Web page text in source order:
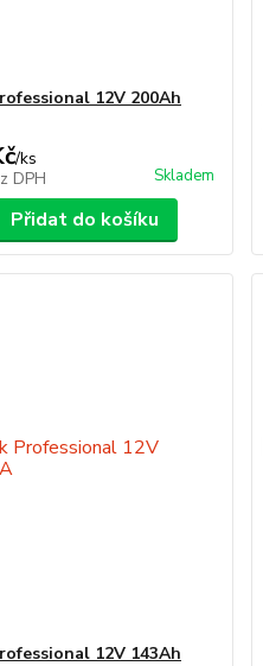
12V 200Ah
/ks
DPH Skladem
Přidat do košíku
12V 143Ah